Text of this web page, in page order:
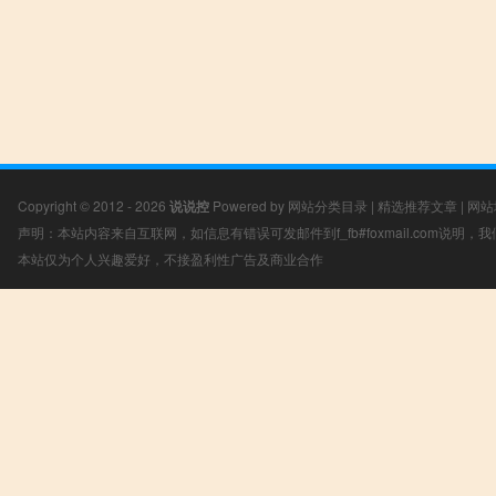
Copyright © 2012 - 2026 说说控 Powered by 网站分类目录 | 精选推荐文章 | 网
声明：本站内容来自互联网，如信息有错误可发邮件到f_fb#foxmail.com说明，
本站仅为个人兴趣爱好，不接盈利性广告及商业合作